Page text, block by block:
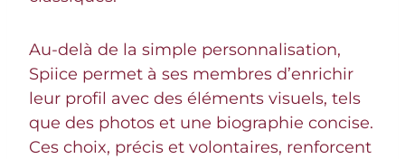
Au-delà de la simple personnalisation,
Spiice permet à ses membres d’enrichir
leur profil avec des éléments visuels, tels
que des photos et une biographie concise.
Ces choix, précis et volontaires, renforcent